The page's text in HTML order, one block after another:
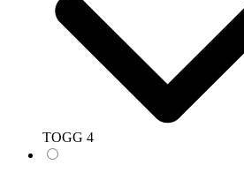
TOGG 4